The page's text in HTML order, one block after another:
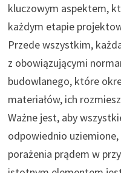
kluczowym aspektem,
każdym etapie
Przede wszystkim,
z obowiązującymi
budowlanego, które
materiałów, ich
Ważne jest, aby
odpowiednio
porażenia prądem w